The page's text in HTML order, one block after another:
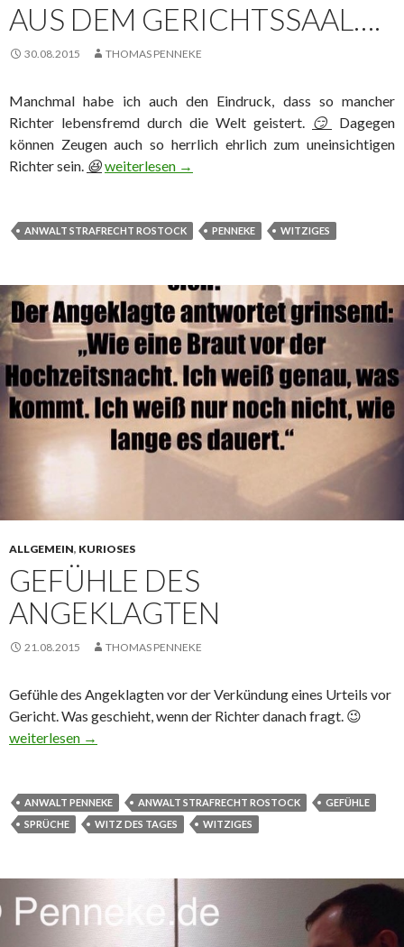
AUS DEM GERICHTSSAAL….
30.08.2015 THOMAS PENNEKE
Manchmal habe ich auch den Eindruck, dass so mancher
Richter lebensfremd durch die Welt geistert. 😏
Dagegen
können Zeugen auch so herrlich ehrlich zum uneinsichtigen
Richter sein. 😆Aus dem Gerichtssaal….
weiterlesen →
ANWALT STRAFRECHT ROSTOCK PENNEKE WITZIGES
ALLGEMEIN, KURIOSES
GEFÜHLE DES
ANGEKLAGTEN
21.08.2015 THOMAS PENNEKE
‪‎Gefühle‬ des ‎Angeklagten‬ vor der ‎Verkündung‬ ‎eines‬ ‎Urteils‬ vor
‪Gericht. Was geschieht, wenn der Richter danach fragt. 😉
Gefühle des Angeklagten
weiterlesen →
ANWALT PENNEKE ANWALT STRAFRECHT ROSTOCK
GEFÜHLE
SPRÜCHE
WITZ DES TAGES WITZIGES